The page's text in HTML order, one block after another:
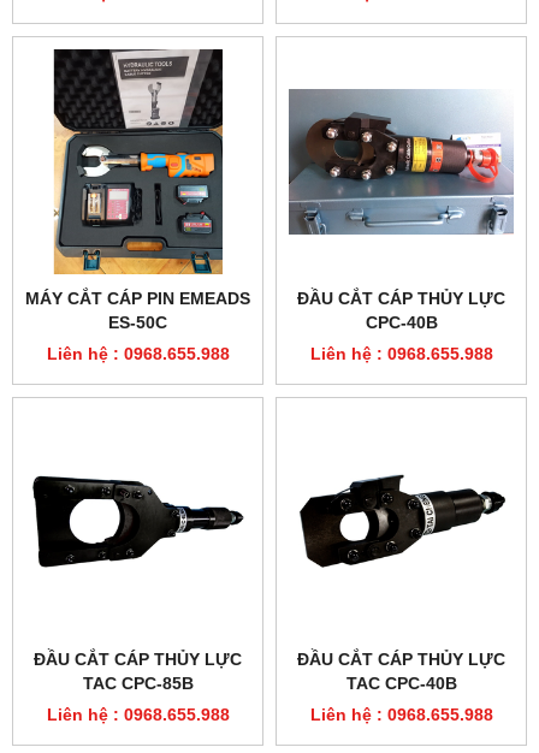
MÁY CẮT CÁP DÙNG PIN
KLAUKE ESCU55AP
Liên hệ : 0968.655.988
MÁY CẮT CÁP DÙNG PIN
KLAUKE ESST55AP
Liên hệ : 0968.655.988
MÁY CẮT CÁP PIN EMEADS
ES-50C
Liên hệ : 0968.655.988
ĐẦU CẮT CÁP THỦY LỰC
CPC-40B
Liên hệ : 0968.655.988